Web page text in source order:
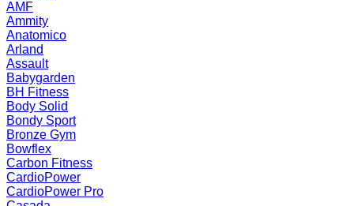
AMF
Ammity
Anatomico
Arland
Assault
Babygarden
BH Fitness
Body Solid
Bondy Sport
Bronze Gym
Bowflex
Carbon Fitness
CardioPower
CardioPower Pro